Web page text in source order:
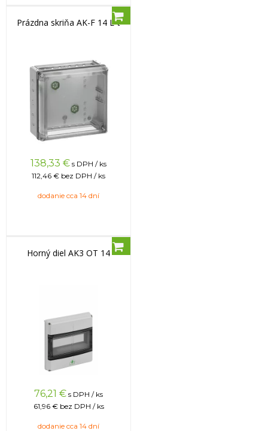
Prázdna skriňa AK-F 14 L-t
138,33 € s DPH / ks
112,46 € bez DPH / ks
dodanie cca 14 dní
Horný diel AK3 OT 14
76,21 € s DPH / ks
61,96 € bez DPH / ks
dodanie cca 14 dní